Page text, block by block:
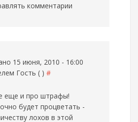
комментарии
15 июня, 2010 - 16:00
Гость ( ) #
еще и про штрафы!
будет процветать -
лохов в этой